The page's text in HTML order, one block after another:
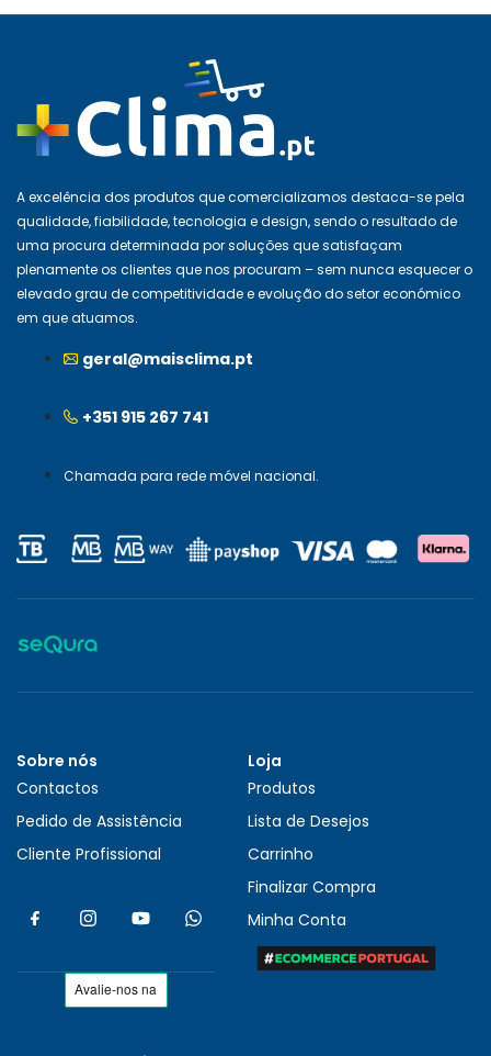
A excelência dos produtos que comercializamos destaca-se pela
qualidade, fiabilidade, tecnologia e design, sendo o resultado de
uma procura determinada por soluções que satisfaçam
plenamente os clientes que nos procuram – sem nunca esquecer o
elevado grau de competitividade e evolução do setor económico
em que atuamos.
geral@maisclima.pt
+351 915 267 741
Chamada para rede móvel nacional.
Sobre nós
Contactos
Pedido de Assistência
Cliente Profissional
Loja
Produtos
Lista de Desejos
Carrinho
Finalizar Compra
Minha Conta